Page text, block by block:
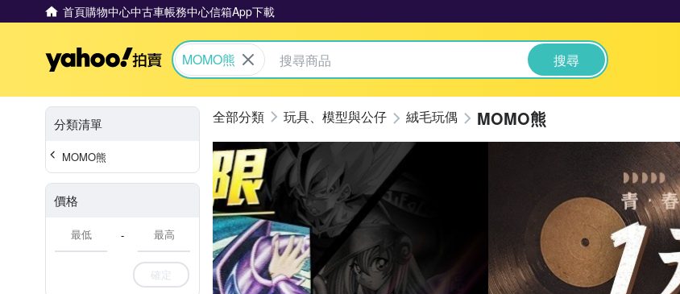
首頁購物中心中古車帳務中心信箱App下載
Yahoo拍賣
MOMO熊 搜尋
分類清單
MOMO熊
價格
-
確定
玩具、模型與公仔 絨毛玩偶 MOMO熊